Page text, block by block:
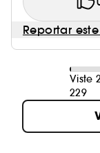
Reportar
Viste
229